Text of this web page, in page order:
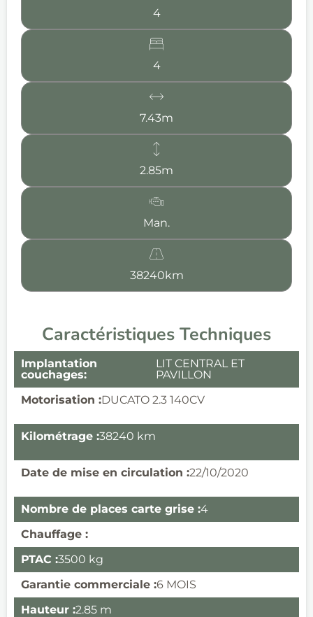
4
4
7.43m
2.85m
Man.
38240km
Caractéristiques Techniques
Implantation
couchages:
LIT CENTRAL ET
PAVILLON
Motorisation :DUCATO 2.3 140CV
Kilométrage :38240 km
Date de mise en circulation :22/10/2020
Nombre de places carte grise :4
Chauffage :
PTAC :3500 kg
Garantie commerciale :6 MOIS
Hauteur :2.85 m